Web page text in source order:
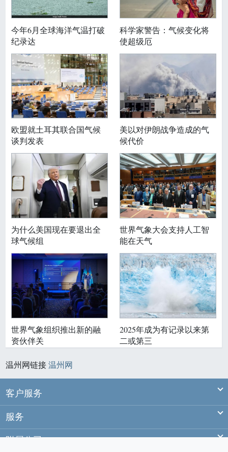
今年6月全球海洋气温打破
纪录达
科学家警告：气候变化将
使超级厄
欧盟就土耳其联合国气候
谈判发表
美以对伊朗战争造成的气
候代价
为什么美国现在要退出全
球气候组
世界气象大会支持人工智
能在天气
世界气象组织推出新的融
资伙伴关
2025年成为有记录以来第
二或第三
温州网链接温州网
客户服务
服务
附属公司